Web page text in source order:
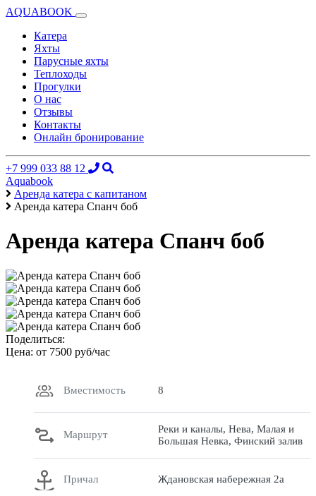
AQUABOOK
Катера
Яхты
Парусные яхты
Теплоходы
Прогулки
О нас
Отзывы
Контакты
Онлайн бронирование
+7 999 033 88 12
Aquabook
Аренда катера с капитаном
Аренда катера Спанч боб
Аренда катера Спанч боб
Поделиться:
Цена: от 7500 руб/час
Вместимость 8
Маршрут
Реки и каналы, Нева, Малая и
Большая Невка, Финский залив
Причал Ждановская набережная 2а